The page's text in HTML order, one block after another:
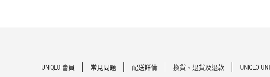
UNIQLO 會員 常見問題 配送詳情 換貨、退貨及退款 UNIQLO